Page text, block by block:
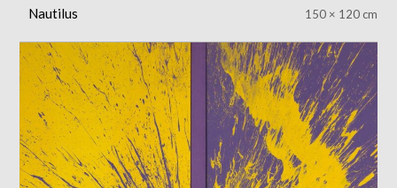
Nautilus 150 × 120 cm